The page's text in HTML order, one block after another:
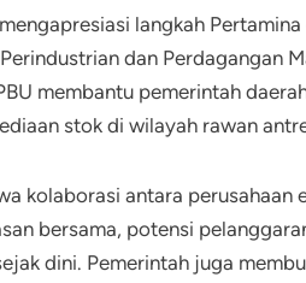
langkah
dan Perdagangan
membantu pemerintah
stok di wilayah rawan
kolaborasi antara perusahaan
bersama, potensi
dini. Pemerintah juga